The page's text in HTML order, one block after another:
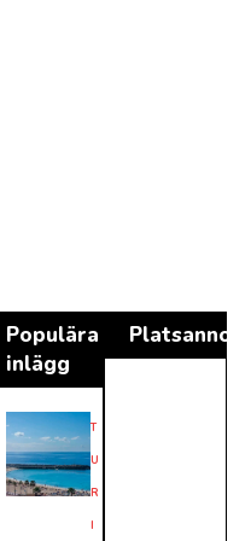
Populära
inlägg
T
U
R
I